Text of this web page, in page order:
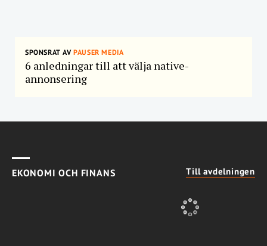
SPONSRAT AVPAUSER MEDIA
6 anledningar till att välja native-
annonsering
EKONOMI OCH FINANS Till avdelningen